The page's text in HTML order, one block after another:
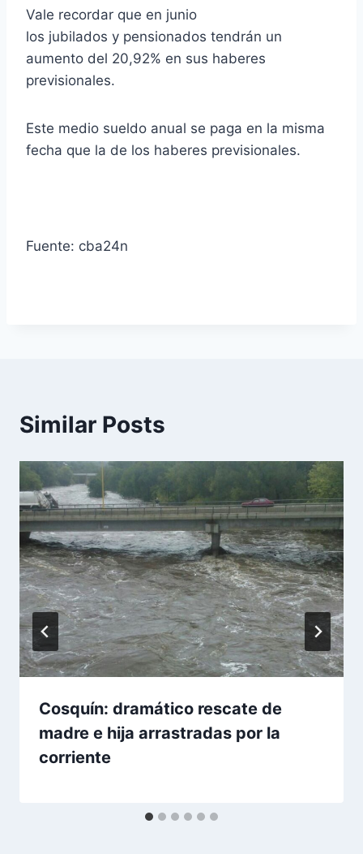
Vale recordar que en junio
los jubilados y pensionados tendrán un
aumento del 20,92% en sus haberes
previsionales.
Este medio sueldo anual se paga en la misma
fecha que la de los haberes previsionales.
Fuente: cba24n
Similar Posts
Cosquín: dramático rescate de
madre e hija arrastradas por la
corriente